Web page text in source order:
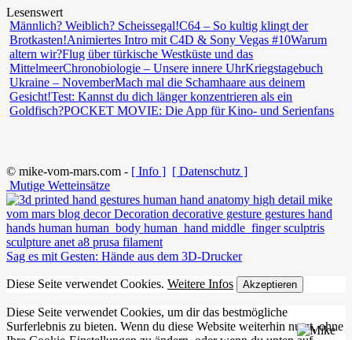
Lesenswert
Männlich? Weiblich? Scheissegal!C64 – So kultig klingt der
Brotkasten!Animiertes Intro mit C4D & Sony Vegas #10Warum
altern wir?Flug über türkische Westküste und das
MittelmeerChronobiologie – Unsere innere UhrKriegstagebuch
Ukraine – NovemberMach mal die Schamhaare aus deinem
Gesicht!Test: Kannst du dich länger konzentrieren als ein
Goldfisch?POCKET MOVIE: Die App für Kino- und Serienfans
© mike-vom-mars.com - [ Info ] [ Datenschutz ]
Mutige Wetteinsätze
Sag es mit Gesten: Hände aus dem 3D-Drucker
Diese Seite verwendet Cookies. Weitere Infos Akzeptieren
Diese Seite verwendet Cookies, um dir das bestmögliche
Surferlebnis zu bieten. Wenn du diese Website weiterhin nutzt, ohne